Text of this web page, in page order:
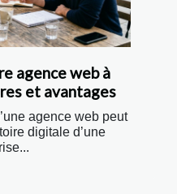
agence web à
et avantages
agence web peut
digitale d’une